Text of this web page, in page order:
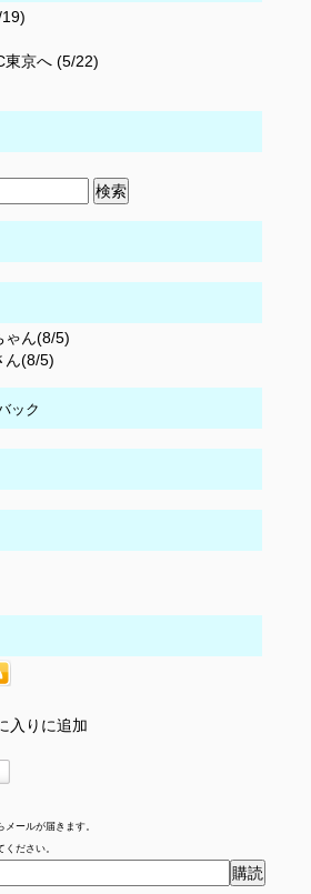
東京へ (5/22)
ゃん(8/5)
ん(8/5)
ック
入りに追加
ールが届きます。
ださい。